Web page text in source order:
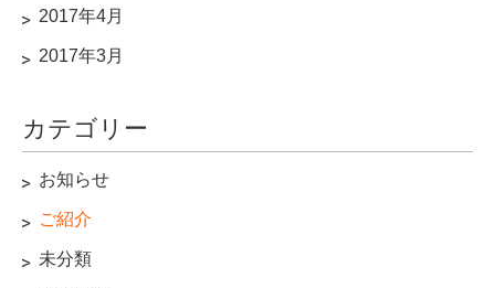
2017年4月
2017年3月
カテゴリー
お知らせ
ご紹介
未分類